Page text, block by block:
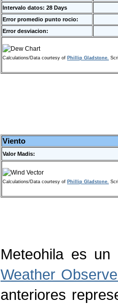
Intervalo datos: 28 Days
Error promedio punto rocio:
Error desviacion:
Calculations/Data courtesy of Phillip Gladstone.
Viento
Valor Madis:
Calculations/Data courtesy of Phillip Gladstone.
Meteohila es
Weather
anteriores